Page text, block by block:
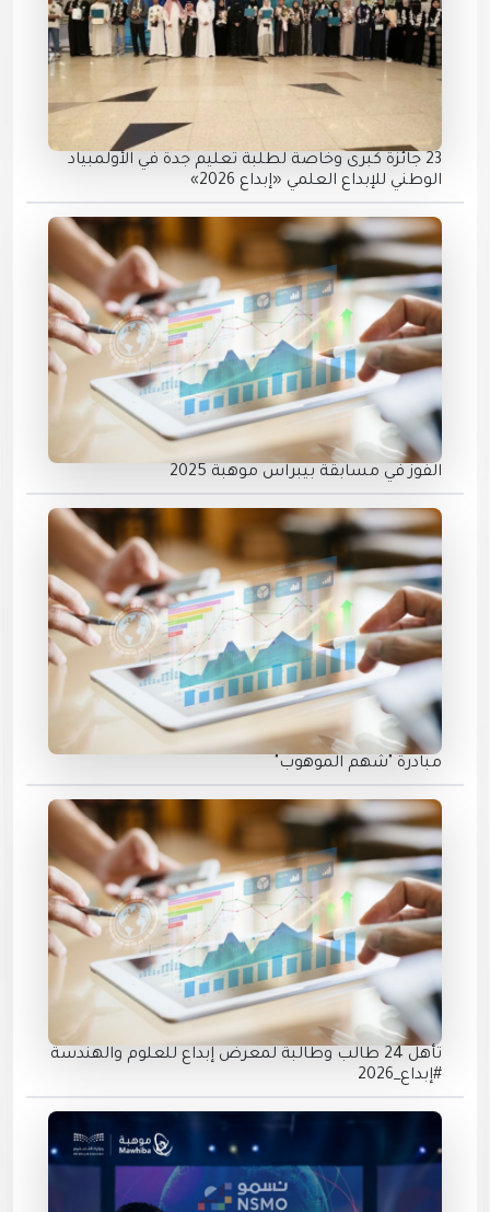
23 جائزة كبرى وخاصة لطلبة تعليم جدة في الأولمبياد
الوطني للإبداع العلمي «إبداع 2026»
الفوز في مسابقة بيبراس موهبة 2025
مبادرة "شهم الموهوب"
تأهل 24 طالب وطالبة لمعرض إبداع للعلوم والهندسة
#إبداع_2026